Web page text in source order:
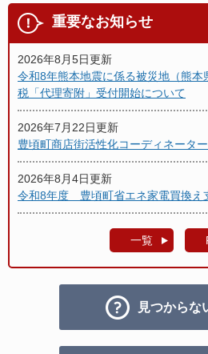
重要なお知らせ
2026年8月5日更新
令和8年熊本地震に係る被災地（熊本
税「代理寄附」受付開始について
2026年7月22日更新
豊頃町商店街活性化コーディネータ
2026年8月4日更新
令和8年度 豊頃町省エネ家電買換え
一覧
見つからな